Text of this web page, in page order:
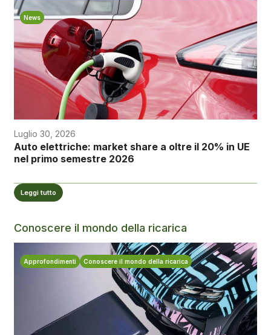
News
Luglio 30, 2026
Auto elettriche: market share a oltre il 20% in UE
nel primo semestre 2026
Leggi tutto
Conoscere il mondo della ricarica
Approfondimenti Conoscere il mondo della ricarica